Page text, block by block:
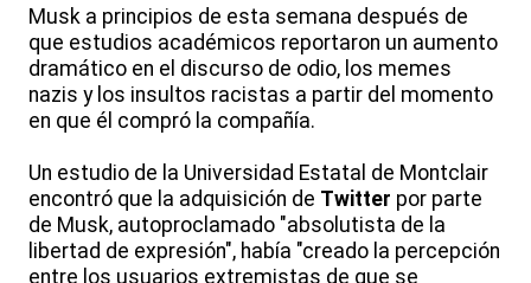
Musk a principios de esta semana después de
que estudios académicos reportaron un aumento
dramático en el discurso de odio, los memes
nazis y los insultos racistas a partir del momento
en que él compró la compañía.
Un estudio de la Universidad Estatal de Montclair
encontró que la adquisición de Twitter por parte
de Musk, autoproclamado "absolutista de la
libertad de expresión", había "creado la percepción
entre los usuarios extremistas de que se